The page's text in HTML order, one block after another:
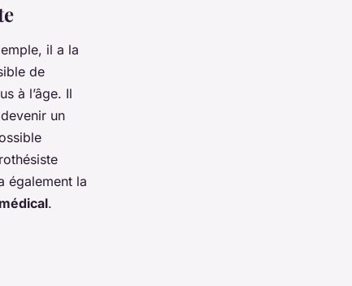
il a la
de
à l’âge. Il
un
également la
.